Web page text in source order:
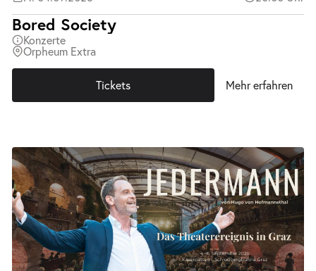
Bored Society
Konzerte
Orpheum Extra
Tickets Mehr erfahren